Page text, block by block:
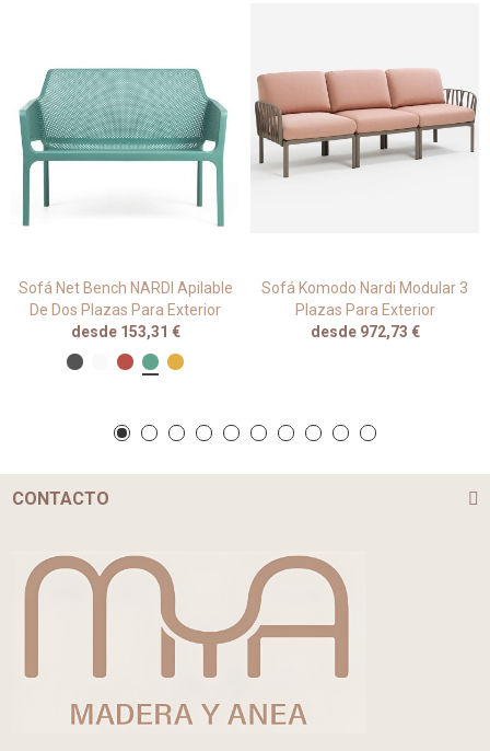
Sofá Net Bench NARDI Apilable
De Dos Plazas Para Exterior
desde 153,31 €
Sofá Komodo Nardi Modular 3
Plazas Para Exterior
desde 972,73 €
CONTACTO